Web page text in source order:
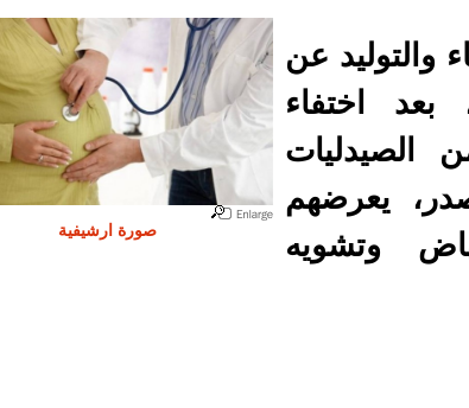
صورة ارشيفية
عن
بعد اختفاء
الصيدليات
يعرضهم
وتشويه